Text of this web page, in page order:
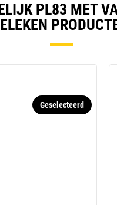
PL83 MET
Geselecteerd